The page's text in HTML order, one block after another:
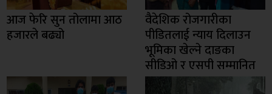
आज फेरि सुन तोलामा आठ
हजारले बढ्यो
वैदेशिक रोजगारीका
पीडितलाई न्याय दिलाउन
भूमिका खेल्ने दाङका
सीडिओ र एसपी सम्मानित